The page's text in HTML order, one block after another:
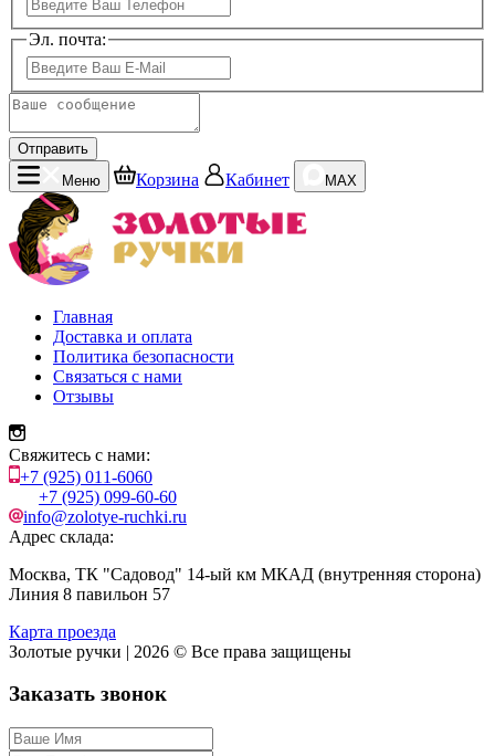
Эл. почта:
Отправить
Меню
Корзина Кабинет MAX
Главная
Доставка и оплата
Политика безопасности
Связаться с нами
Отзывы
Свяжитесь с нами:
+7 (925) 011-6060
+7 (925) 099-60-60
info@zolotye-ruchki.ru
Адрес склада:
Москва, ТК "Садовод" 14-ый км МКАД (внутренняя сторона)
Линия 8 павильон 57
Карта проезда
Золотые ручки | 2026 © Все права защищены
Заказать звонок